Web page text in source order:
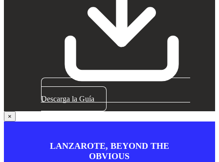
Descarga la Guía
×
LANZAROTE, BEYOND THE
OBVIOUS